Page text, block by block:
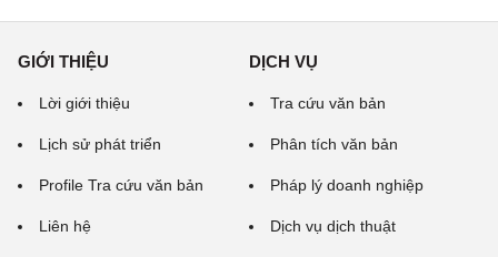
GIỚI THIỆU
Lời giới thiệu
Lịch sử phát triển
Profile Tra cứu văn bản
Liên hệ
DỊCH VỤ
Tra cứu văn bản
Phân tích văn bản
Pháp lý doanh nghiệp
Dịch vụ dịch thuật